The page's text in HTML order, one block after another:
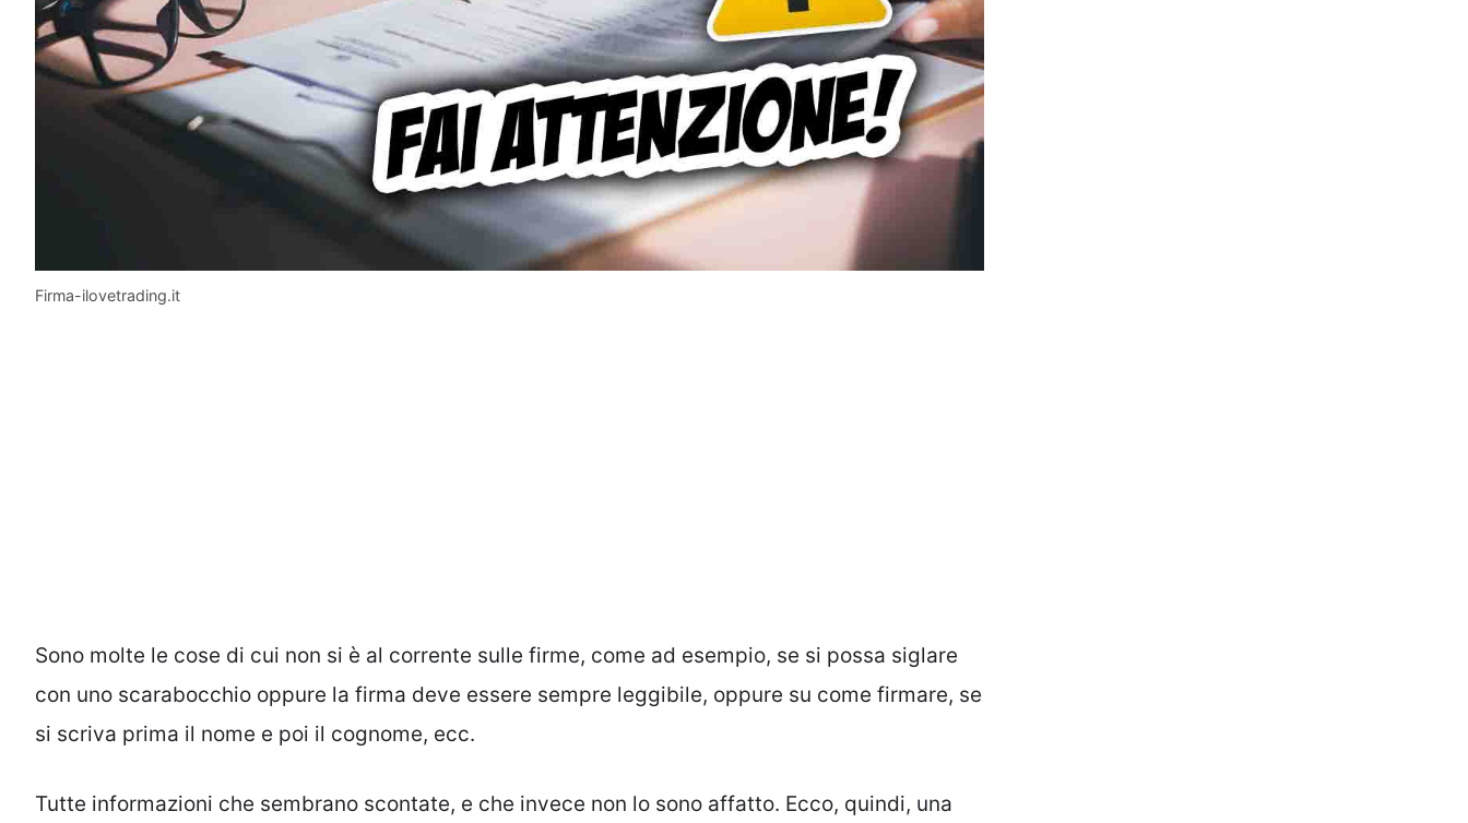
Firma-ilovetrading.it
Sono molte le cose di cui non si è al corrente sulle firme, come ad esempio, se si possa siglare
con uno scarabocchio oppure la firma deve essere sempre leggibile, oppure su come firmare, se
si scriva prima il nome e poi il cognome, ecc.
Tutte informazioni che sembrano scontate, e che invece non lo sono affatto. Ecco, quindi, una